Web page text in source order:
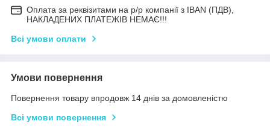
Оплата за реквізитами на р/р компанії з IBAN (ПДВ),
НАКЛАДЕНИХ ПЛАТЕЖІВ НЕМАЄ!!!
Всі умови оплати
Умови повернення
Повернення товару впродовж 14 днів за домовленістю
Всі умови повернення